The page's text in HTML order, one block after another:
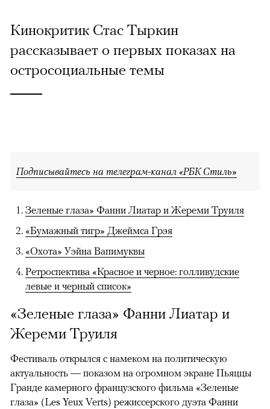
Кинокритик Стас Тыркин
рассказывает о первых показах на
остросоциальные темы
Подписывайтесь на телеграм-канал «РБК Стиль»
Зеленые глаза» Фанни Лиатар и Жереми Труиля
«Бумажный тигр» Джеймса Грэя
«Охота» Уэйна Вапимуквы
Ретроспектива «Красное и черное: голливудские
левые и черный список»
«Зеленые глаза» Фанни Лиатар и
Жереми Труиля
Фестиваль открылся с намеком на политическую
актуальность — показом на огромном экране Пьяццы
Гранде камерного французского фильма «Зеленые
глаза» (Les Yeux Verts) режиссерского дуэта Фанни